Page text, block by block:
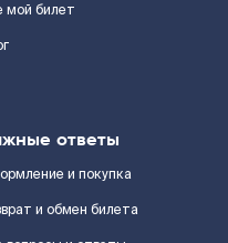
мой билет
ответы
и покупка
и обмен билета